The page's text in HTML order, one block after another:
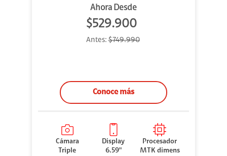
Ahora Desde
$529.900
Antes:$749.990
Conoce más
Cámara
Triple
Display
6.59"
Procesador
MTK dimens